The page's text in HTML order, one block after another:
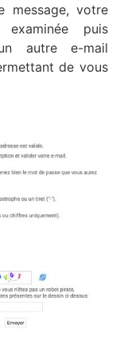
message, votre
examinée puis
autre e-mail
de vous